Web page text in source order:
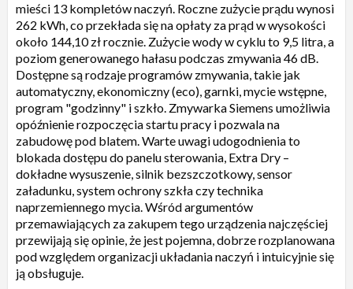
mieści 13 kompletów naczyń. Roczne zużycie prądu wynosi
262 kWh, co przekłada się na opłaty za prąd w wysokości
około 144,10 zł rocznie. Zużycie wody w cyklu to 9,5 litra, a
poziom generowanego hałasu podczas zmywania 46 dB.
Dostępne są rodzaje programów zmywania, takie jak
automatyczny, ekonomiczny (eco), garnki, mycie wstępne,
program "godzinny" i szkło. Zmywarka Siemens umożliwia
opóźnienie rozpoczęcia startu pracy i pozwala na
zabudowę pod blatem. Warte uwagi udogodnienia to
blokada dostępu do panelu sterowania, Extra Dry –
dokładne wysuszenie, silnik bezszczotkowy, sensor
załadunku, system ochrony szkła czy technika
naprzemiennego mycia. Wśród argumentów
przemawiających za zakupem tego urządzenia najczęściej
przewijają się opinie, że jest pojemna, dobrze rozplanowana
pod względem organizacji układania naczyń i intuicyjnie się
ją obsługuje.